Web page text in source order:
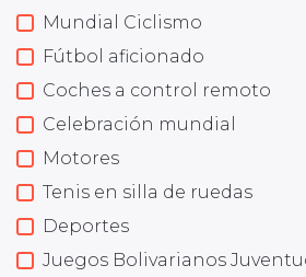
Mundial Ciclismo
Fútbol aficionado
Coches a control remoto
Celebración mundial
Motores
Tenis en silla de ruedas
Deportes
Juegos Bolivarianos